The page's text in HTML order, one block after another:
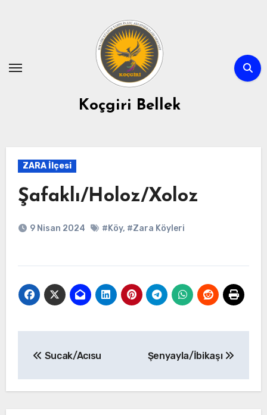
Koçgiri Bellek
ZARA İlçesi
Şafaklı/Holoz/Xoloz
9 Nisan 2024 #Köy, #Zara Köyleri
Sucak/Acısu Şenyayla/İbikaşı